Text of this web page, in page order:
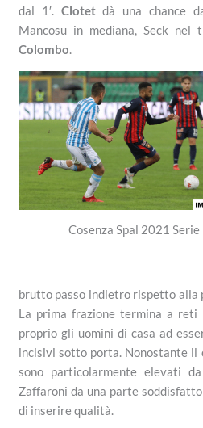
dal 1′. Clotetdà una chance
Mancosu in mediana, Seck nel
Colombo.
Cosenza Spal 2021 Serie
brutto passo indietro rispetto alla
La prima frazione termina a reti
proprio gli uomini di casa ad
incisivi sotto porta. Nonostante il
sono particolarmente elevati
Zaffaroni da una parte
di inserire qualità.